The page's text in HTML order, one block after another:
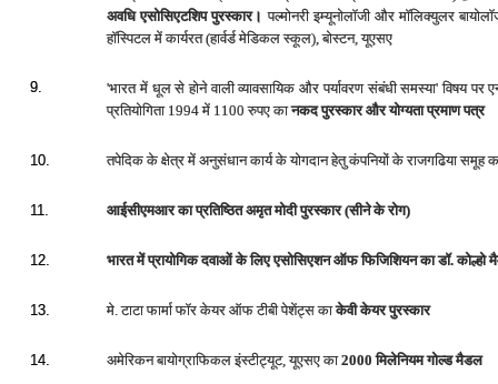
अ‍वधि एसोसिएटशिप पुरस्‍कार।पल्‍मोनरी इम्‍यूनोलॉजी और मॉलिक्‍युलर
हॉस्पिटल में कार्यरत (हार्वर्ड मेडिकल स्‍कूल), बोस्‍टन, यूएसए
9.
'भारत में धूल से होने वाली व्‍यावसायिक और पर्यावरण संबंधी समस्‍या' विषय पर
प्रतियोगिता 1994 में 1100 रुपए कानकद पुरस्‍कार और योग्‍यता प्रमाण पत्र
10. तपेदिक के क्षेत्र में अनुसंधान कार्य के योगदान हेतु कंपनियों के राजगढिया समूह
11. आईसीएमआर का प्रतिष्ठित अमृत मोदी पुरस्‍कार (सीने के रोग)
12. भारत में प्रायोगिक दवाओं के लिए एसोसिएशन ऑफ फिजिशियन का डॉ. कोल्हो
13. मे. टाटा फार्मा फॉर केयर ऑफ टीबी पेशेंट्स काकेवी केयर पुरस्‍कार
14. अमेरिकन बायोग्राफिकल इंस्‍टीट्यूट, यूएसए का2000 मिलेनियम गोल्‍ड मैडल